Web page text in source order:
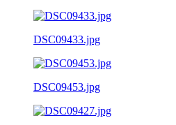
DSC09433.jpg
DSC09453.jpg